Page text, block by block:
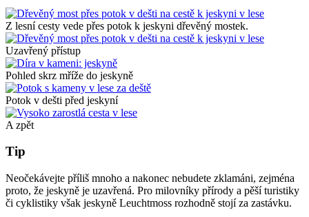
Z lesní cesty vede přes potok k jeskyni dřevěný mostek.
Uzavřený přístup
Pohled skrz mříže do jeskyně
Potok v dešti před jeskyní
A zpět
Tip
Neočekávejte příliš mnoho a nakonec nebudete zklamáni, zejména
proto, že jeskyně je uzavřená. Pro milovníky přírody a pěší turistiky
či cyklistiky však jeskyně Leuchtmoss rozhodně stojí za zastávku.